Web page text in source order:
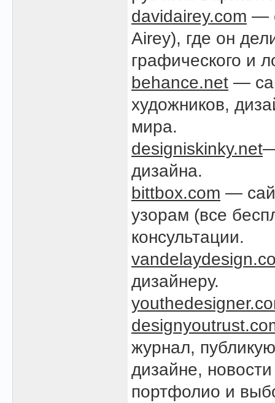
davidairey.com —
Airey), где он
графического и
behance.net —
художников,
мира.
designiskinky.net
дизайна.
bittbox.com —
узорам (все
консультации.
дизайнеру.
журнал,
дизайне,
портфолио и